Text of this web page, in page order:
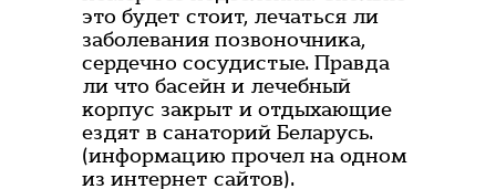
это будет стоит, лечаться ли
заболевания позвоночника,
сердечно сосудистые. Правда
ли что басейн и лечебный
корпус закрыт и отдыхающие
ездят в санаторий Беларусь.
(информацию прочел на одном
из интернет сайтов).